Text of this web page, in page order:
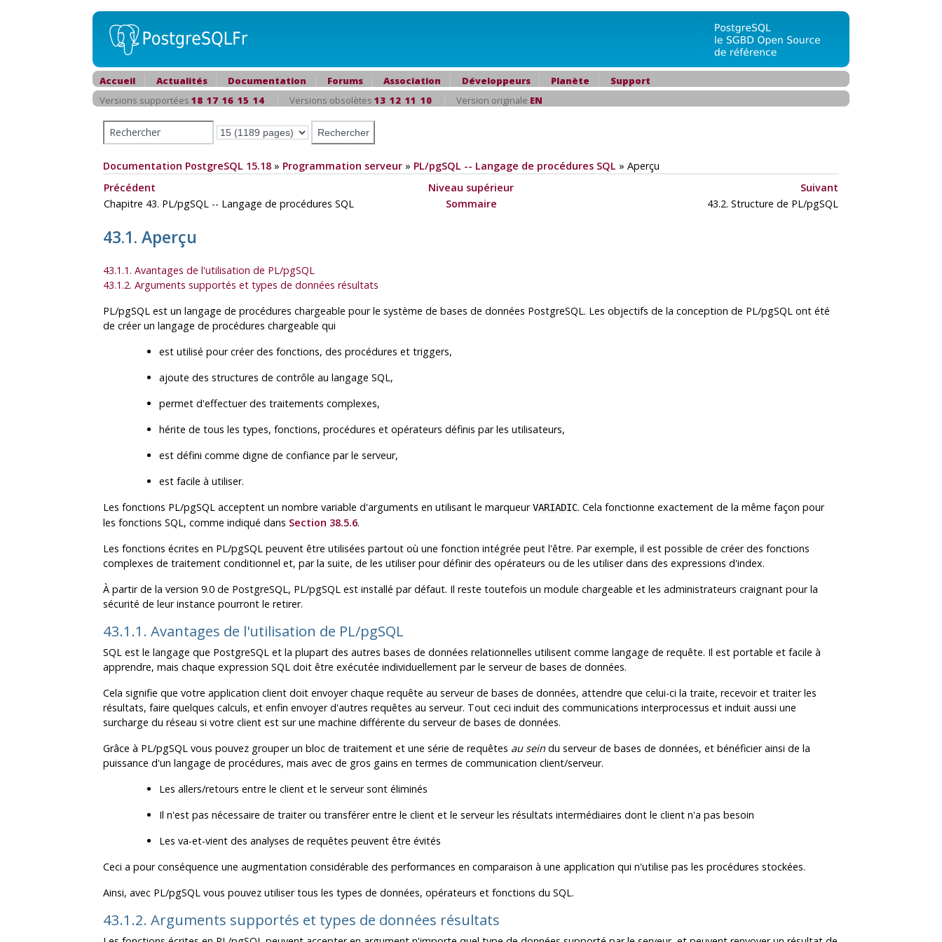
Accueil Actualités Documentation Forums Association Développeurs Planète
Support
Versions supportées 18 17 16 15 14 Versions obsolètes 13 12 11 10 Version originale EN
Documentation PostgreSQL 15.18 » Programmation serveur » PL/pgSQL -- Langage de procédures SQL » Aperçu
Précédent
Niveau supérieur
Suivant
Chapitre 43. PL/pgSQL -- Langage de procédures SQL Sommaire 43.2. Structure de PL/pgSQL
43.1. Aperçu
43.1.1. Avantages de l'utilisation de PL/pgSQL
43.1.2. Arguments supportés et types de données résultats
PL/pgSQL est un langage de procédures chargeable pour le système de bases de données PostgreSQL. Les objectifs de la conception de PL/pgSQL ont été
de créer un langage de procédures chargeable qui
est utilisé pour créer des fonctions, des procédures et triggers,
ajoute des structures de contrôle au langage SQL,
permet d'effectuer des traitements complexes,
hérite de tous les types, fonctions, procédures et opérateurs définis par les utilisateurs,
est défini comme digne de confiance par le serveur,
est facile à utiliser.
Les fonctions PL/pgSQL acceptent un nombre variable d'arguments en utilisant le marqueurVARIADIC. Cela fonctionne exactement de la même façon pour
les fonctions SQL, comme indiqué dans Section 38.5.6.
Les fonctions écrites en PL/pgSQL peuvent être utilisées partout où une fonction intégrée peut l'être. Par exemple, il est possible de créer des fonctions
complexes de traitement conditionnel et, par la suite, de les utiliser pour définir des opérateurs ou de les utiliser dans des expressions d'index.
À partir de la version 9.0 de PostgreSQL, PL/pgSQL est installé par défaut. Il reste toutefois un module chargeable et les administrateurs craignant pour la
sécurité de leur instance pourront le retirer.
43.1.1. Avantages de l'utilisation de PL/pgSQL
SQL est le langage que PostgreSQL et la plupart des autres bases de données relationnelles utilisent comme langage de requête. Il est portable et facile à
apprendre, mais chaque expression SQL doit être exécutée individuellement par le serveur de bases de données.
Cela signifie que votre application client doit envoyer chaque requête au serveur de bases de données, attendre que celui-ci la traite, recevoir et traiter les
résultats, faire quelques calculs, et enfin envoyer d'autres requêtes au serveur. Tout ceci induit des communications interprocessus et induit aussi une
surcharge du réseau si votre client est sur une machine différente du serveur de bases de données.
Grâce à PL/pgSQL vous pouvez grouper un bloc de traitement et une série de requêtes au sein du serveur de bases de données, et bénéficier ainsi de la
puissance d'un langage de procédures, mais avec de gros gains en termes de communication client/serveur.
Les allers/retours entre le client et le serveur sont éliminés
Il n'est pas nécessaire de traiter ou transférer entre le client et le serveur les résultats intermédiaires dont le client n'a pas besoin
Les va-et-vient des analyses de requêtes peuvent être évités
Ceci a pour conséquence une augmentation considérable des performances en comparaison à une application qui n'utilise pas les procédures stockées.
Ainsi, avec PL/pgSQL vous pouvez utiliser tous les types de données, opérateurs et fonctions du SQL.
43.1.2. Arguments supportés et types de données résultats